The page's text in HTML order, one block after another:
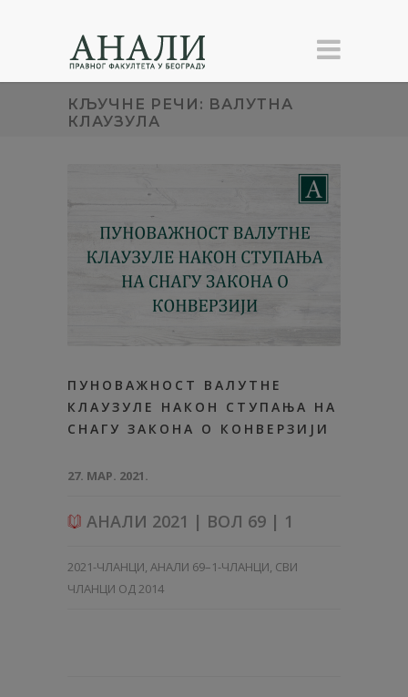
КЉУЧНЕ РЕЧИ: ВАЛУТНА
КЛАУЗУЛА
ПУНОВАЖНОСТ ВАЛУТНЕ
КЛАУЗУЛЕ НАКОН СТУПАЊА НА
СНАГУ ЗАКОНА О КОНВЕРЗИЈИ
27. МАР. 2021.
АНАЛИ 2021 | ВОЛ 69 | 1
2021-ЧЛАНЦИ, АНАЛИ 69–1-ЧЛАНЦИ, СВИ
ЧЛАНЦИ ОД 2014